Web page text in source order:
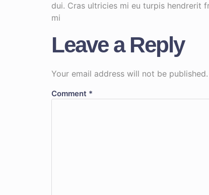
dui. Cras ultricies mi eu turpis hendrerit
mi
Leave a Reply
Your email address will not be published.
Comment *